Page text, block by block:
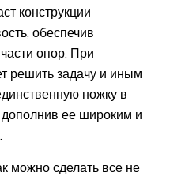
конструкции
обеспечив
опор. При
решить задачу и иным
ножку в
дополнив ее широким и
можно сделать все не